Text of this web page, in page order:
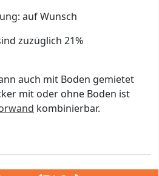
auf Wunsch
zuzüglich 21%
auch mit Boden gemietet
mit oder ohne Boden ist
kombinierbar.